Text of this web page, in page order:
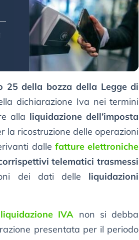
25 della bozza della Legge di
dichiarazione Iva nei termini
alla liquidazione dell’imposta
la ricostruzione delle operazioni
dallefatture elettroniche
telematici trasmessi
dei dati delle liquidazioni
liquidazione IVA non si debba
presentata per il periodo